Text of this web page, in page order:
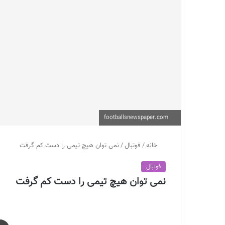
خانه/ فوتبال/ نمی توان هیچ تیمی را دست کم گرفت
فوتبال
نمی توان هیچ تیمی را دست کم گرفت